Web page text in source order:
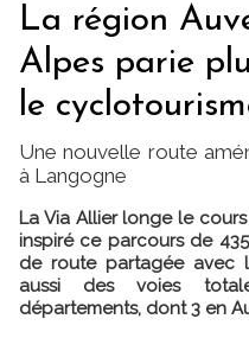
La région
Alpes parie
le
Une nouvelle route
à Langogne
La Via Allier longe le
inspiré ce parcours de
de route partagée avec
aussi des voies
départements, dont 3 en